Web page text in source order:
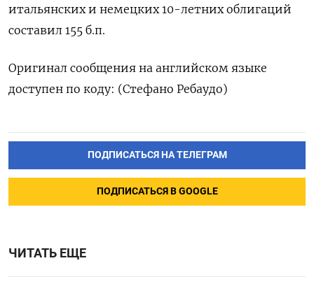
итальянских и немецких 10-летних облигаций
составил 155 б.п.
Оригинал сообщения на английском языке
доступен по коду: (Стефано Ребаудо)
ПОДПИСАТЬСЯ НА ТЕЛЕГРАМ
ПОДПИСАТЬСЯ В GOOGLE
ЧИТАТЬ ЕЩЕ